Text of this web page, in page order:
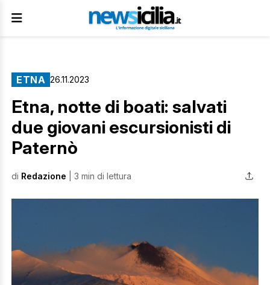
ETNA 26.11.2023
Etna, notte di boati: salvati
due giovani escursionisti di
Paternò
di Redazione | 3 min di lettura